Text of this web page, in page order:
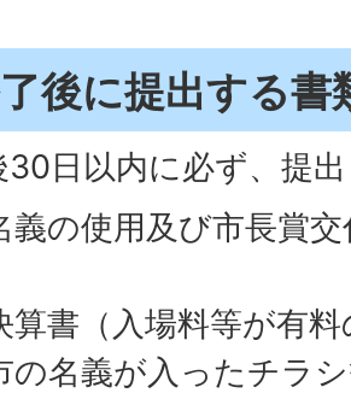
後に提出する書
30日以内に必ず、提
義の使用及び市長賞
算書（入場料等が有
の名義が入ったチラ